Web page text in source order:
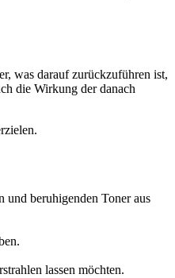
was darauf zurückzuführen ist,
die Wirkung der danach
und beruhigenden Toner aus
lassen möchten.